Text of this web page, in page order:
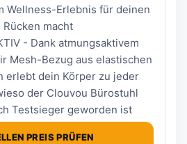
Wellness-Erlebnis für deinen
Rücken macht
- Dank atmungsaktivem
Mesh-Bezug aus elastischen
erlebt dein Körper zu jeder
der Clouvou Bürostuhl
Testsieger geworden ist
PREIS PRÜFEN